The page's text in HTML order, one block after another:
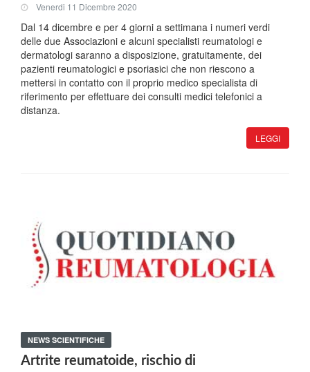
Venerdi 11 Dicembre 2020
Dal 14 dicembre e per 4 giorni a settimana i numeri verdi
delle due Associazioni e alcuni specialisti reumatologi e
dermatologi saranno a disposizione, gratuitamente, dei
pazienti reumatologici e psoriasici che non riescono a
mettersi in contatto con il proprio medico specialista di
riferimento per effettuare dei consulti medici telefonici a
distanza.
LEGGI
NEWS SCIENTIFICHE
Artrite reumatoide, rischio di